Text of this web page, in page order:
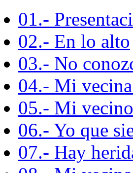
01.-
02.- En lo alto
03.- No
04.- Mi
05.- Mi
06.- Yo que
07.- Hay